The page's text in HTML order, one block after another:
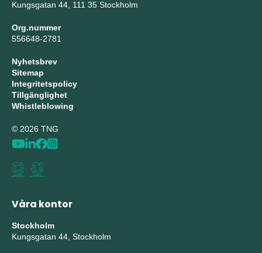
Kungsgatan 44, 111 35 Stockholm
Org.nummer
556648-2781
Nyhetsbrev
Sitemap
Integritetspolicy
Tillgänglighet
Whistleblowing
© 2026 TNG
Våra kontor
Stockholm
Kungsgatan 44, Stockholm